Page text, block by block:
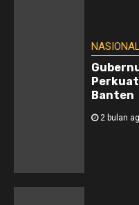
NASIONAL
Banten
2 bulan